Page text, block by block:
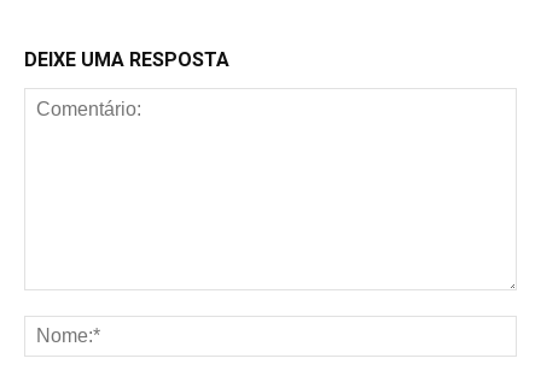
DEIXE UMA RESPOSTA